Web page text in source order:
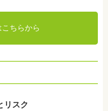
ちらから
リスク